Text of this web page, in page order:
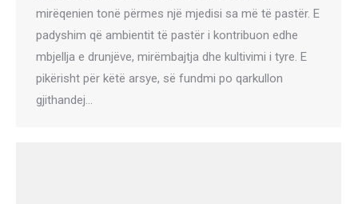
mirëqenien tonë përmes një mjedisi sa më të pastër. E
padyshim që ambientit të pastër i kontribuon edhe
mbjellja e drunjëve, mirëmbajtja dhe kultivimi i tyre. E
pikërisht për këtë arsye, së fundmi po qarkullon
gjithandej…